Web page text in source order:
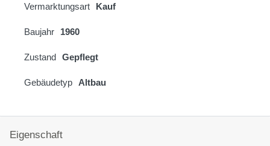
Vermarktungsart Kauf
Baujahr 1960
Zustand Gepflegt
Gebäudetyp Altbau
Eigenschaft